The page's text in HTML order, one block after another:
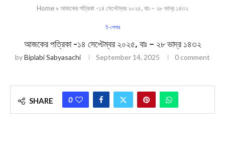
Home » আজকের পত্রিকা -১৪ সেপ্টেম্বর ২০২৫, বাঃ – ২৮ ভাদ্র ১৪৩২
ই-পেপার
আজকের পত্রিকা -১৪ সেপ্টেম্বর ২০২৫, বাঃ – ২৮ ভাদ্র ১৪৩২
byBiplabi Sabyasachi September 14, 2025 0 comment
SHARE 0